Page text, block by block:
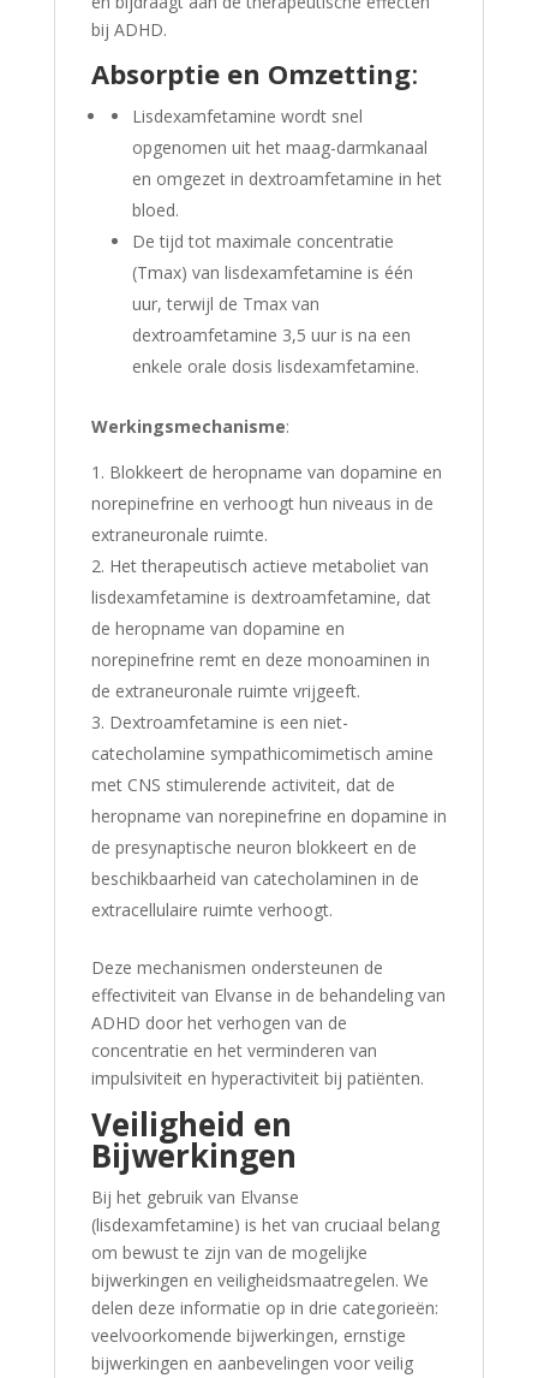
bij ADHD.
Absorptie en Omzetting:
Lisdexamfetamine wordt snel
opgenomen uit het maag-darmkanaal
en omgezet in dextroamfetamine in het
bloed.
De tijd tot maximale concentratie
(Tmax) van lisdexamfetamine is één
uur, terwijl de Tmax van
dextroamfetamine 3,5 uur is na een
enkele orale dosis lisdexamfetamine.
Werkingsmechanisme:
Blokkeert de heropname van dopamine en
norepinefrine en verhoogt hun niveaus in de
extraneuronale ruimte.
Het therapeutisch actieve metaboliet van
lisdexamfetamine is dextroamfetamine, dat
de heropname van dopamine en
norepinefrine remt en deze monoaminen in
de extraneuronale ruimte vrijgeeft.
Dextroamfetamine is een niet-
catecholamine sympathicomimetisch amine
met CNS stimulerende activiteit, dat de
heropname van norepinefrine en dopamine in
de presynaptische neuron blokkeert en de
beschikbaarheid van catecholaminen in de
extracellulaire ruimte verhoogt.
Deze mechanismen ondersteunen de
effectiviteit van Elvanse in de behandeling van
ADHD door het verhogen van de
concentratie en het verminderen van
impulsiviteit en hyperactiviteit bij patiënten.
Veiligheid en
Bijwerkingen
Bij het gebruik van Elvanse
(lisdexamfetamine) is het van cruciaal belang
om bewust te zijn van de mogelijke
bijwerkingen en veiligheidsmaatregelen. We
delen deze informatie op in drie categorieën:
veelvoorkomende bijwerkingen, ernstige
bijwerkingen en aanbevelingen voor veilig